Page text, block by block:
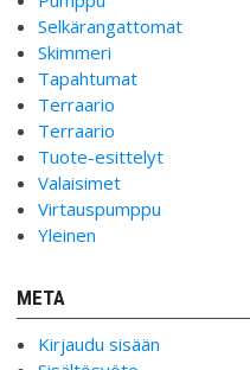
Selkärangattomat
Skimmeri
Tapahtumat
Terraario
Terraario
Tuote-esittelyt
Valaisimet
Virtauspumppu
Yleinen
META
Kirjaudu sisään